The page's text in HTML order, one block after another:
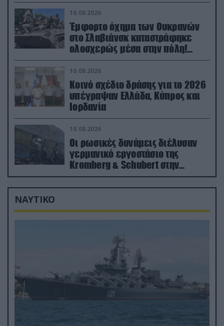
10.08.2026
Έμφορτο όχημα των Ουκρανών
στο Σλαβιάνσκ καταστράφηκε
ολοσχερώς μέσα στην πόλη!
(βίντεο)
10.08.2026
Κοινό σχέδιο δράσης για το 2026
υπέγραψαν Ελλάδα, Κύπρος και
Ιορδανία
10.08.2026
Οι ρωσικές δυνάμεις διέλυσαν
γερμανικό εργοστάσιο της
Kromberg & Schubert στην
Ουκρανία (βίντεο)
ΝΑΥΤΙΚΟ